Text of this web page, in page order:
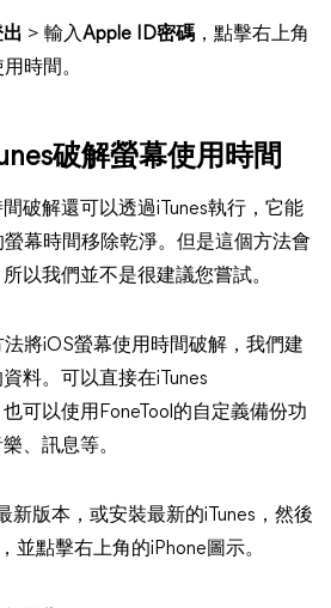
> 輸入Apple ID密碼 ，點擊右上角
時間。
破解螢幕使用時間
破解還可以透過iTunes執行，它能
幕時間移除乾淨。但是這個方法會
以我們並不是很建議您嘗試。
將iOS螢幕使用時間破解，我們建
料。可以直接在iTunes
可以使用FoneTool的自定義備份功
、訊息等。
新版本，或安裝最新的iTunes，然後
並點擊右上角的iPhone圖示。